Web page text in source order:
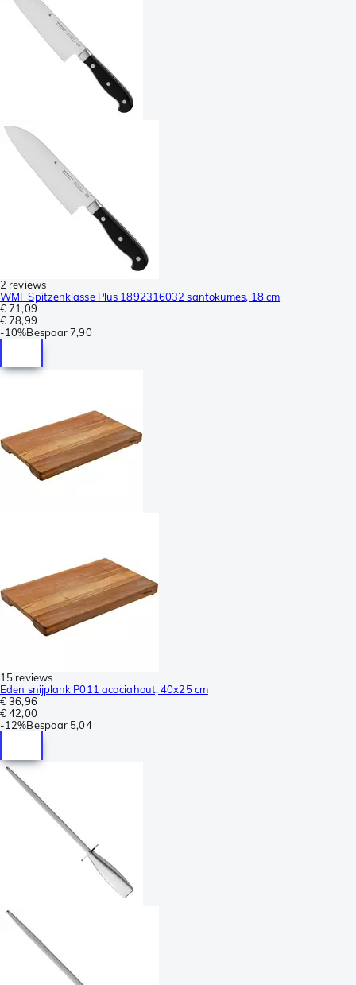
2 reviews
WMF Spitzenklasse Plus 1892316032 santokumes, 18 cm
€ 71,09
€ 78,99
-10%Bespaar 7,90
15 reviews
Eden snijplank P011 acaciahout, 40x25 cm
€ 36,96
€ 42,00
-12%Bespaar 5,04